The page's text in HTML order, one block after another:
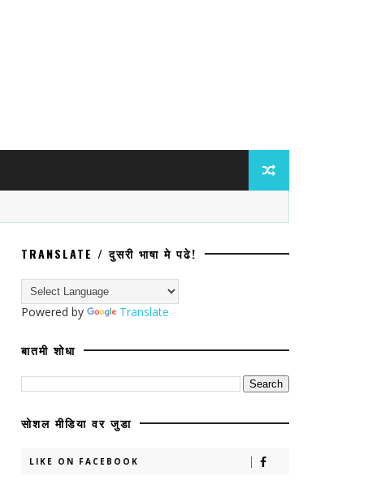
ॲट्रॉसिटीचा गुन्हा; प्रवेश
TRANSLATE / दुसरी भाषा मे पढे!
Powered by Translate
बातमी शोधा
सोशल मीडिया वर जुडा
LIKE ON FACEBOOK